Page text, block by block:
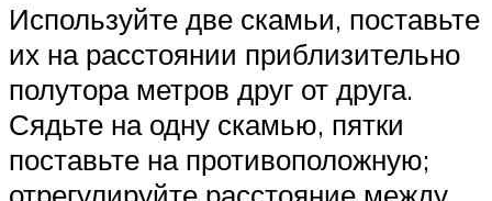
Используйте две скамьи, поставьте
их на расстоянии приблизительно
полутора метров друг от друга.
Сядьте на одну скамью, пятки
поставьте на противоположную;